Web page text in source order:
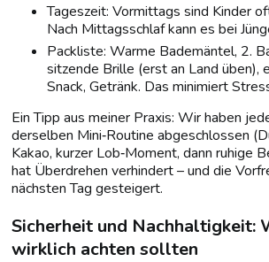
Tageszeit: Vormittags sind Kinder
Nach Mittagsschlaf kann es bei
Packliste: Warme Bademäntel, 2.
sitzende Brille (erst an Land üben),
Snack, Getränk. Das minimiert
Ein Tipp aus meiner Praxis: Wir haben
derselben Mini‑Routine abgeschlossen
Kakao, kurzer Lob‑Moment, dann ruhige
hat Überdrehen verhindert – und die
nächsten Tag gesteigert.
Sicherheit und Nachhaltigkeit:
wirklich achten sollten